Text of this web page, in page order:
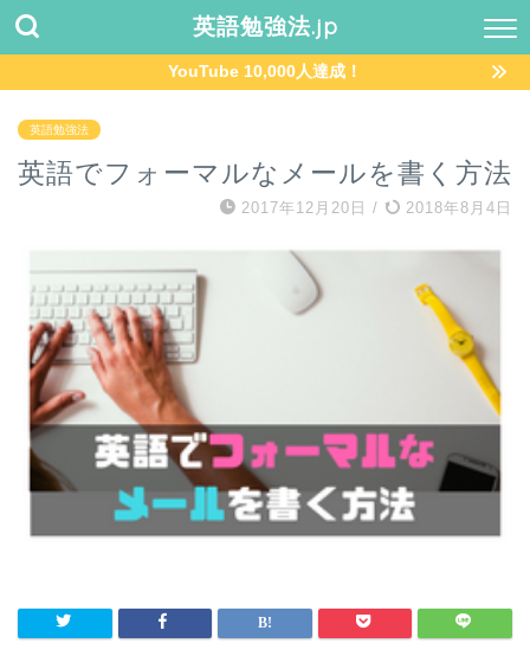
英語勉強法.jp
YouTube 10,000人達成！
英語勉強法
英語でフォーマルなメールを書く方法
2017年12月20日 / 2018年8月4日